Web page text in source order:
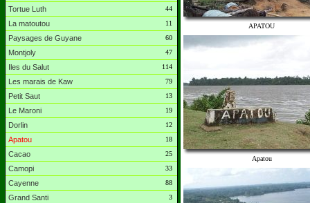
Tortue Luth 44
La matoutou 11
Paysages de Guyane 60
Montjoly 47
Iles du Salut 114
Les marais de Kaw 79
Petit Saut 13
Le Maroni 19
Dorlin 12
Apatou 18
Cacao 25
Camopi 33
Cayenne 88
Grand Santi 3
APATOU
Apatou